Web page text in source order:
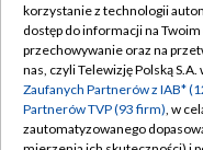
Abonament TVP
Emisja w TVP
Centrum informacji
korzystanie z technologii
dostęp do informacji na
przechowywanie oraz na
nas, czyli Telewizję Polską
Zaufanych Partnerów z IAB*
Partnerów TVP (93 firm), w
zautomatyzowanego